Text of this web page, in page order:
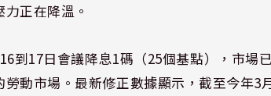
正在降溫。
到17日會議降息1碼（25個基點），市場
動市場。最新修正數據顯示，截至今年3